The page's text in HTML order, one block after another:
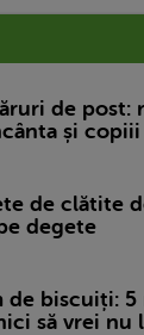
de post:
și copiii
de clătite
degete
de biscuiți:
să vrei nu